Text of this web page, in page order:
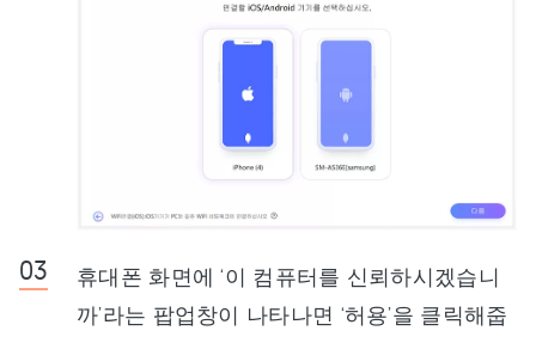
휴대폰 화면에 ‘이 컴퓨터를 신뢰하시겠습니
까’라는 팝업창이 나타나면 ‘허용’을 클릭해줍